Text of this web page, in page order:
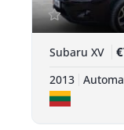
Subaru XV
2013